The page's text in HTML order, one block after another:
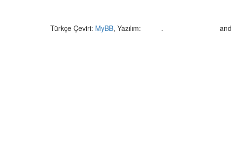
Türkçe Çeviri: MyBB, Yazılım: . and